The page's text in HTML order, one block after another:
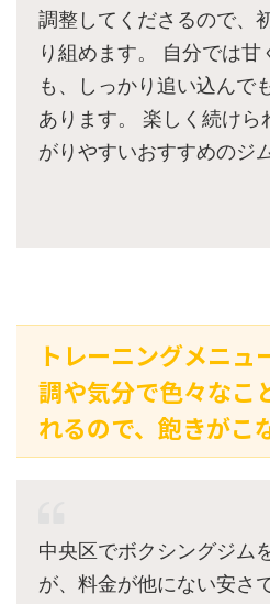
調整してくださるので、
り組めます。 自分では甘
も、しっかり追い込んで
あります。 楽しく続けら
がりやすいおすすめのジ
トレーニングメニュ
調や気分で色々なこ
れるので、飽きがこ
中央区でボクシングジム
が、料金が他にない安さ